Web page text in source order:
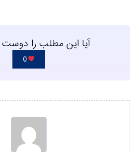
آیا این مطلب را
0